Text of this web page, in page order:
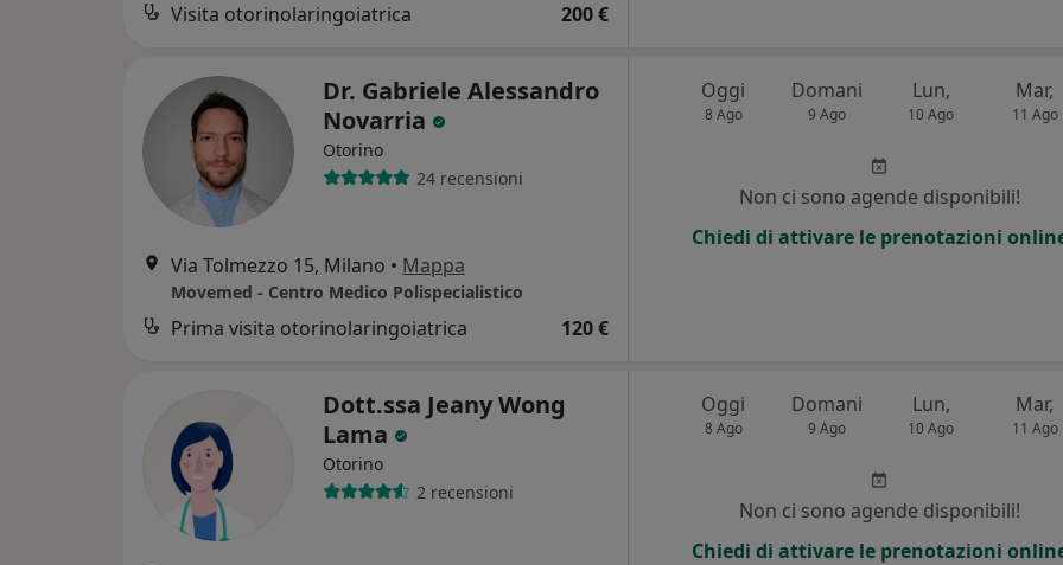
Visita otorinolaringoiatrica 200 €
Dr. Gabriele Alessandro
Novarria
Otorino
24 recensioni
Via Tolmezzo 15, Milano • Mappa
Movemed - Centro Medico Polispecialistico
Prima visita otorinolaringoiatrica 120 €
Oggi
8 Ago
Domani
9 Ago
Lun,
10 Ago
Mar,
11 Ago
Non ci sono agende disponibili!
Chiedi di attivare le prenotazioni
Dott.ssa Jeany Wong
Lama
Otorino
2 recensioni
Oggi
8 Ago
Domani
9 Ago
Lun,
10 Ago
Mar,
11 Ago
Non ci sono agende disponibili!
Chiedi di attivare le prenotazioni